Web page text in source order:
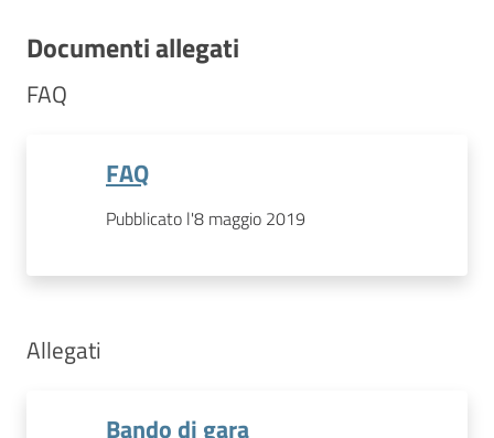
Documenti allegati
FAQ
FAQ
Pubblicato l'8 maggio 2019
Allegati
Bando di gara